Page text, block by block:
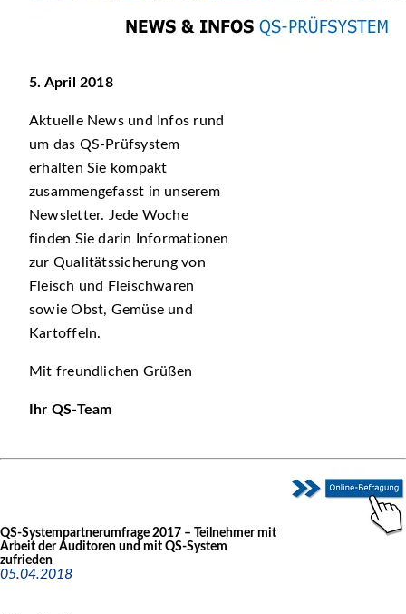
5. April 2018
Aktuelle News und Infos rund
um das QS-Prüfsystem
erhalten Sie kompakt
zusammengefasst in unserem
Newsletter. Jede Woche
finden Sie darin Informationen
zur Qualitätssicherung von
Fleisch und Fleischwaren
sowie Obst, Gemüse und
Kartoffeln.
Mit freundlichen Grüßen
Ihr QS-Team
QS-Systempartnerumfrage 2017 – Teilnehmer mit
Arbeit der Auditoren und mit QS-System
zufrieden
05.04.2018